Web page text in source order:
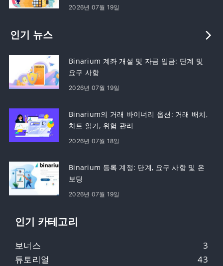
2026년 07월 19일
인기 뉴스
Binarium 계좌 개설 및 자금 입금: 단계 및
요구 사항
2026년 07월 19일
Binarium의 거래 바이너리 옵션: 거래 배치,
차트 읽기, 위험 관리
2026년 07월 18일
Binarium 등록 계정: 단계, 요구 사항 및 온
보딩
2026년 07월 19일
인기 카테고리
보너스
3
튜토리얼
43